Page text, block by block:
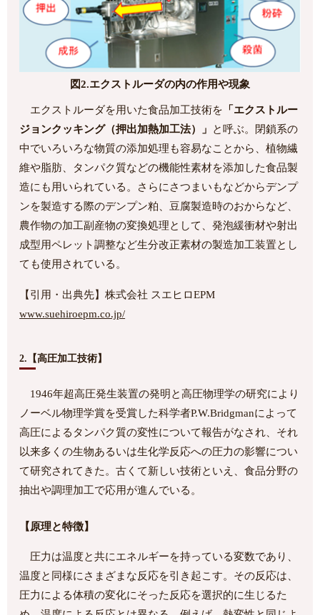
図2.エクストルーダの内の作用や現象
エクストルーダを用いた食品加工技術を 「エクストルー
ジョンクッキング（押出加熱加工法）」
と呼ぶ。閉鎖系の
中でいろいろな物質の添加処理も容易なことから、植物繊
維や脂肪、タンパク質などの機能性素材を添加した食品製
造にも用いられている。さらにさつまいもなどからデンプ
ンを製造する際のデンプン粕、豆腐製造時のおからなど、
農作物の加工副産物の変換処理として、発泡緩衝材や射出
成型用ペレット調整など生分改正素材の製造加工装置とし
ても使用されている。
【引用・出典先】株式会社 スエヒロEPM
www.suehiroepm.co.jp/
2.【高圧加工技術】
1946年超高圧発生装置の発明と高圧物理学の研究により
ノーベル物理学賞を受賞した科学者P.W.Bridgmanによって
高圧によるタンパク質の変性について報告がなされ、それ
以来多くの生物あるいは生化学反応への圧力の影響につい
て研究されてきた。古くて新しい技術といえ、食品分野の
抽出や調理加工で応用が進んでいる。
【原理と特徴】
圧力は温度と共にエネルギーを持っている変数であり、
温度と同様にさまざまな反応を引き起こす。その反応は、
圧力による体積の変化にそった反応を選択的に生じるた